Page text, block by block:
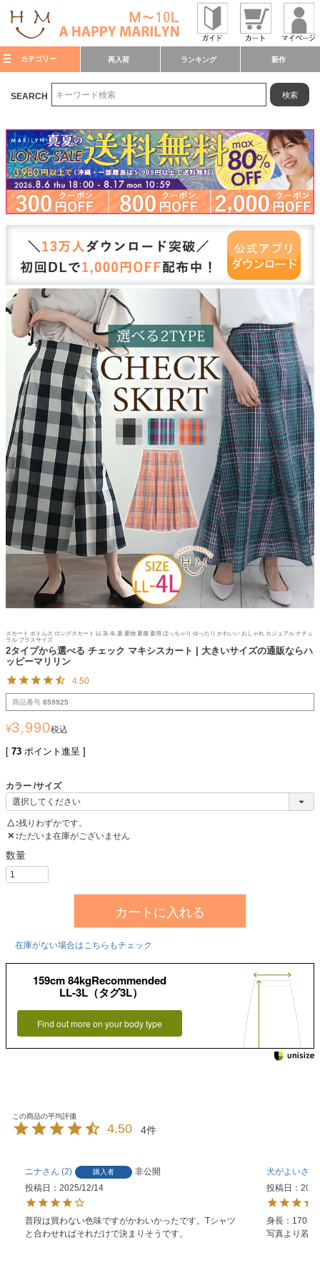
カテゴリー 再入荷 ランキング 新作
SEARCH 検索
スカート ボトムス ロングスカート LL 3L 4L 夏 夏物 夏服 夏用 ぽっちゃり ゆったり かわいい おしゃれ カジュアル ナチュ
ラル プラスサイズ
2タイプから選べる チェック マキシスカート | 大きいサイズの通販ならハ
ッピーマリリン
4.50
商品番号 859925
¥3,990税込
[ 73 ポイント進呈 ]
カラー サイズ
△ 残りわずかです。
✕ ただいま在庫がございません
カートに入れる
在庫がない場合はこちらもチェック
159cm 84kgRecommended
LL-3L（タグ3L）
Find out more on your body type
4.50 4
ニナ 2 購入者
非公開
投稿日
2025/12/14
普段は買わない色味ですがかわいかったです。Tシャツ
と合わせればそれだけで決まりそうです。
犬がよい
投稿日
身長：170　
写真より若